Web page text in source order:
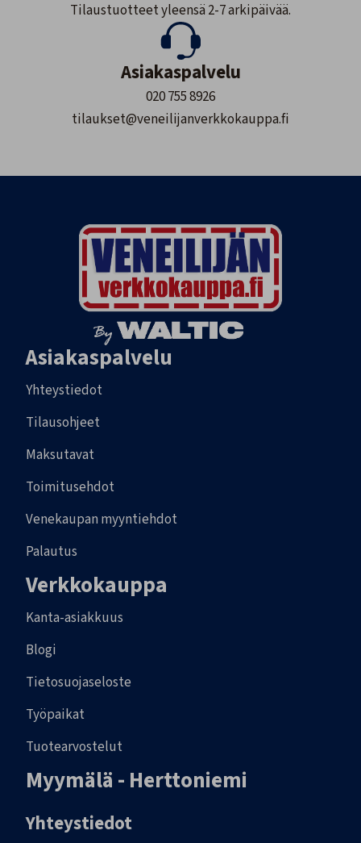
Tilaustuotteet yleensä 2-7 arkipäivää.
Asiakaspalvelu
020 755 8926
tilaukset@veneilijanverkkokauppa.fi
Asiakaspalvelu
Yhteystiedot
Tilausohjeet
Maksutavat
Toimitusehdot
Venekaupan myyntiehdot
Palautus
Verkkokauppa
Kanta-asiakkuus
Blogi
Tietosuojaseloste
Työpaikat
Tuotearvostelut
Myymälä - Herttoniemi
Yhteystiedot